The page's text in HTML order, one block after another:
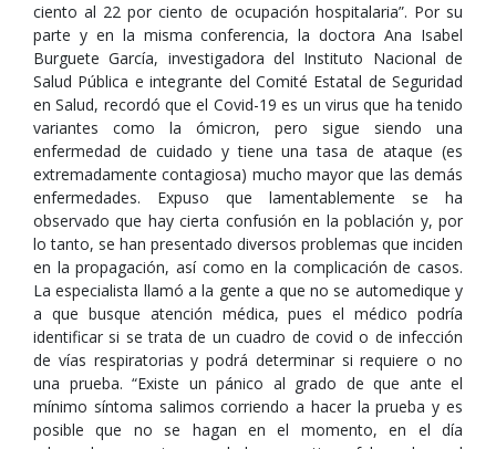
ciento al 22 por ciento de ocupación hospitalaria”. Por su
parte y en la misma conferencia, la doctora Ana Isabel
Burguete García, investigadora del Instituto Nacional de
Salud Pública e integrante del Comité Estatal de Seguridad
en Salud, recordó que el Covid-19 es un virus que ha tenido
variantes como la ómicron, pero sigue siendo una
enfermedad de cuidado y tiene una tasa de ataque (es
extremadamente contagiosa) mucho mayor que las demás
enfermedades. Expuso que lamentablemente se ha
observado que hay cierta confusión en la población y, por
lo tanto, se han presentado diversos problemas que inciden
en la propagación, así como en la complicación de casos.
La especialista llamó a la gente a que no se automedique y
a que busque atención médica, pues el médico podría
identificar si se trata de un cuadro de covid o de infección
de vías respiratorias y podrá determinar si requiere o no
una prueba. “Existe un pánico al grado de que ante el
mínimo síntoma salimos corriendo a hacer la prueba y es
posible que no se hagan en el momento, en el día